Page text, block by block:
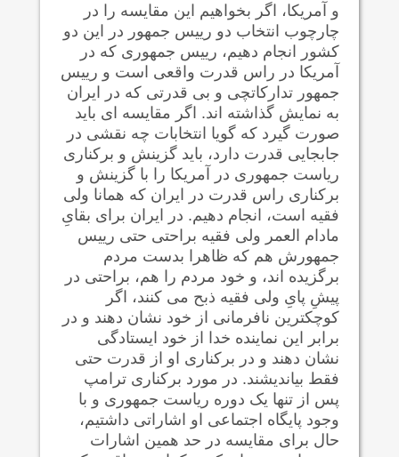
و آمریکا، اگر بخواهیم این مقایسه را در
چارچوب انتخاب دو رییس جمهور در این دو
کشور انجام دهیم، رییس جمهوری که در
آمریکا در راس قدرت واقعی است و رییس
جمهور تدارکاتچی و بی قدرتی که در ایران
به نمایش گذاشته اند. اگر مقایسه ای باید
صورت گیرد که گویا انتخابات چه نقشی در
جابجایی قدرت دارد، باید گزینش و برکناری
ریاست جمهوری در آمریکا را با گزینش و
برکناری راس قدرت در ایران که همانا ولی
فقیه است، انجام دهیم. در ایران برای بقایِ
مادام العمر ولی فقیه براحتی حتی رییس
جمهورش هم که ظاهرا بدست مردم
برگزیده اند، و خود مردم را هم، براحتی در
پیشِ پایِ ولی فقیه ذبح می کنند، اگر
کوچکترین نافرمانی از خود نشان دهند و در
برابر این نماینده خدا از خود ایستادگی
نشان دهند و در برکناری او از قدرت حتی
فقط بیاندیشند. در مورد برکناری ترامپ
پس از تنها یک دوره ریاست جمهوری و با
وجود پایگاه اجتماعی او اشاراتی داشتیم،
حال برای مقایسه در حد همین اشارات